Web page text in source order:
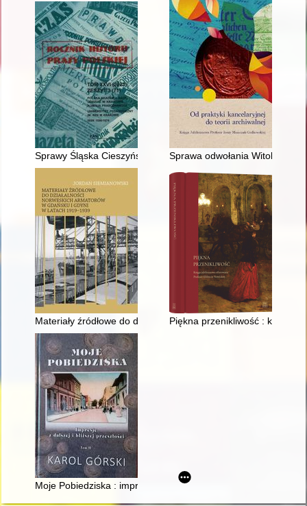
Sprawy Śląska Cieszyńskiego na łamach „Ilustrowanego
Sprawa odwołania Witolda
Materiały źródłowe do działalności norweskich armatorów w
Piękna przenikliwość : księga
Moje Pobiedziska : impresje z dalszej i bliższej przeszłości. T. 2